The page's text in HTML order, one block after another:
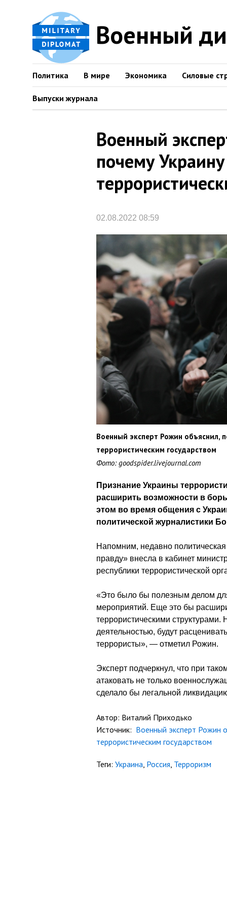
Военный
Политика В мире Экономика Силовые
Выпуски журнала
Военный
почему
02.08.2022 08:59
Военный эксперт Рожин объяснил,
террористическим государством
Фото: goodspider.livejournal.com
Признание Украины
расширить возможности в
этом во время общения с
политической журналистики
Напомним, недавно
правду» внесла в кабинет
республики террористической
«Это было бы полезным делом
мероприятий. Еще это бы
террористическими
деятельностью, будут
террористы», — отметил Рожин.
Эксперт подчеркнул, что при
атаковать не только
сделало бы легальной
Автор: Виталий Приходько
Источник: Военный эксперт Рожин
террористическим государством
Теги: Украина, Россия, Терроризм